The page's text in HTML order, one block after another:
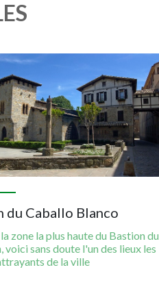
du Caballo Blanco
zone la plus haute du Bastion du
voici sans doute l'un des lieux les
de la ville